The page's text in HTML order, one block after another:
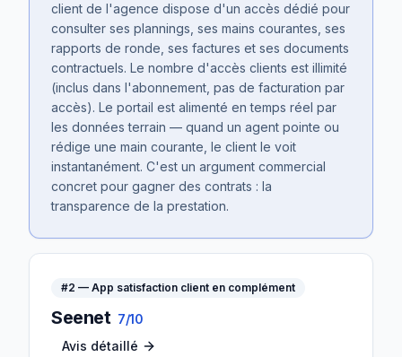
client de l'agence dispose d'un accès dédié pour
consulter ses plannings, ses mains courantes, ses
rapports de ronde, ses factures et ses documents
contractuels. Le nombre d'accès clients est illimité
(inclus dans l'abonnement, pas de facturation par
accès). Le portail est alimenté en temps réel par
les données terrain — quand un agent pointe ou
rédige une main courante, le client le voit
instantanément. C'est un argument commercial
concret pour gagner des contrats : la
transparence de la prestation.
#2 — App satisfaction client en complément
Seenet 7/10
Avis détaillé